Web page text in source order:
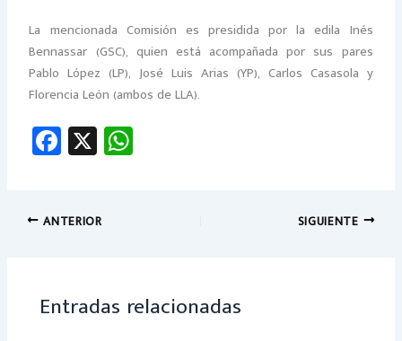
La mencionada Comisión es presidida por la edila Inés
Bennassar (GSC), quien está acompañada por sus pares
Pablo López (LP), José Luis Arias (YP), Carlos Casasola y
Florencia León (ambos de LLA).
Fa
ce
o
X
ANTERIOR SIGUIENTE
Entradas relacionadas